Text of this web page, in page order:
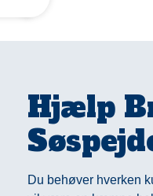
Hjælp
Du behøver hverken